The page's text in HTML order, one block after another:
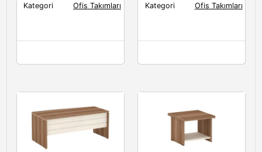
Kategori
Ofis Takımları
Kategori
Ofis Takımları